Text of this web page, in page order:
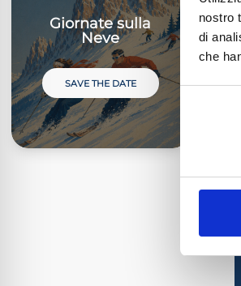
nostro
di
che
Giornate sulla
Neve
SAVE THE DATE